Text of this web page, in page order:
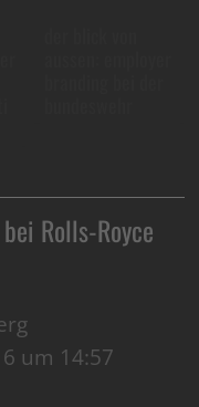
Rolls-Royce
um 14:57